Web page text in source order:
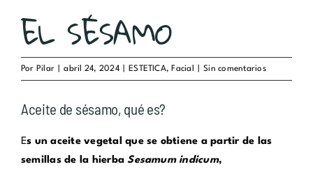
EL SÉSAMO
Por Pilar abril 24, 2024 ESTETICA, Facial Sin comentarios
Aceite de sésamo, qué es?
Es un aceite vegetal que se obtiene a partir de las
semillas de la hierbaSesamum indicum,